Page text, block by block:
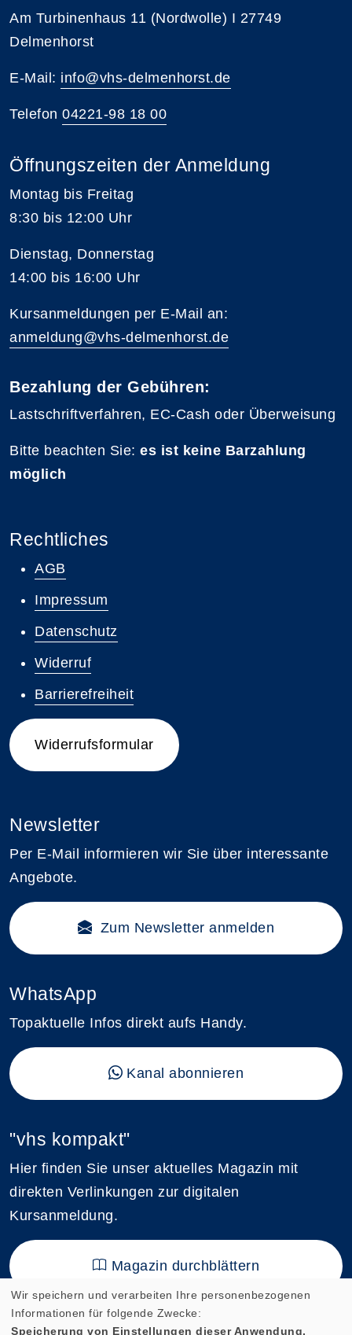
Am Turbinenhaus 11 (Nordwolle) I 27749
Delmenhorst
E-Mail: info@vhs-delmenhorst.de
Telefon 04221-98 18 00
Öffnungszeiten der Anmeldung
Montag bis Freitag
8:30 bis 12:00 Uhr
Dienstag, Donnerstag
14:00 bis 16:00 Uhr
Kursanmeldungen per E-Mail an:
anmeldung@vhs-delmenhorst.de
Bezahlung der Gebühren:
Lastschriftverfahren, EC-Cash oder Überweisung
Bitte beachten Sie: es ist keine Barzahlung
möglich
Rechtliches
AGB
Impressum
Datenschutz
Widerruf
Barrierefreiheit
Widerrufsformular
Newsletter
Per E-Mail informieren wir Sie über interessante
Angebote.
Zum Newsletter anmelden
WhatsApp
Topaktuelle Infos direkt aufs Handy.
Kanal abonnieren
"vhs kompakt"
Hier finden Sie unser aktuelles Magazin mit
direkten Verlinkungen zur digitalen
Kursanmeldung.
Magazin durchblättern
Wir speichern und verarbeiten Ihre personenbezogenen
Informationen für folgende Zwecke:
Speicherung von Einstellungen dieser Anwendung,